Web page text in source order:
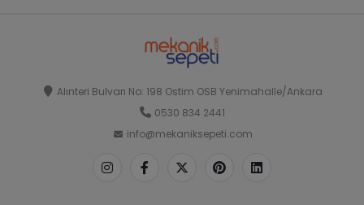
Alınteri Bulvarı No: 198 Ostim OSB Yenimahalle/Ankara
0530 834 2441
info@mekaniksepeti.com